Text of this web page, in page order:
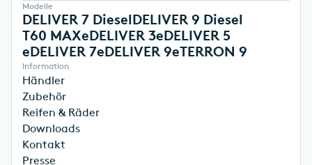
Modelle
DELIVER 7 DieselDELIVER 9 Diesel
T60 MAXeDELIVER 3eDELIVER 5
eDELIVER 7eDELIVER 9eTERRON 9
Information
Händler
Zubehör
Reifen & Räder
Downloads
Kontakt
Presse